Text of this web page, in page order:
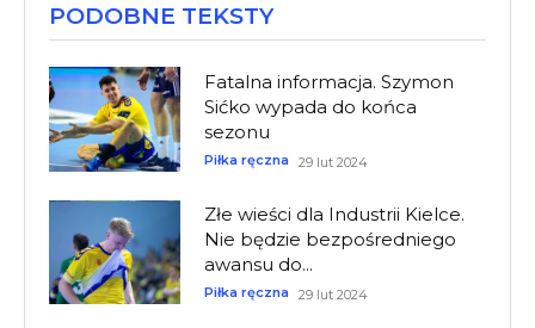
PODOBNE TEKSTY
Fatalna informacja. Szymon
Sićko wypada do końca
sezonu
Piłka ręczna 29 lut 2024
Złe wieści dla Industrii Kielce.
Nie będzie bezpośredniego
awansu do...
Piłka ręczna 29 lut 2024